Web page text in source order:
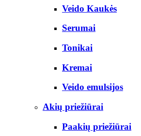
Veido Kaukės
Serumai
Tonikai
Kremai
Veido emulsijos
Akių priežiūrai
Paakių priežiūrai